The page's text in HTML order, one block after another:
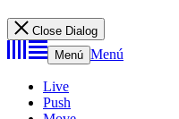
Close Dialog
Menú Menú
Live
Push